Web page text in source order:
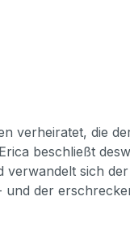
verheiratet, die
beschließt
sich
der